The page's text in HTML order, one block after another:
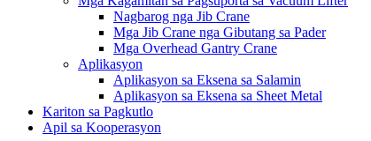
Nagbarog nga Jib Crane
Mga Jib Crane nga Gibutang sa Pader
Mga Overhead Gantry Crane
Aplikasyon
Aplikasyon sa Eksena sa Salamin
Aplikasyon sa Eksena sa Sheet Metal
Kariton sa Pagkutlo
Apil sa Kooperasyon